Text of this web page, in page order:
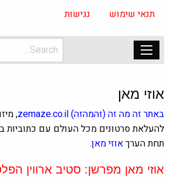
תנאי שימוש נגישות
אוזי מאן
באתרזה מה זה(זהמהזה)zemaze.co.il
,
להעלאת סרטונים מכל העולם עם כתוביות
תחת הערךאוזי מאן.
אוזי מאן מפרשן: סטיב ארווין